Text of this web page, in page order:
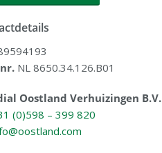
NL 8650.34.126.B01
Oostland Verhuizingen B.V.
(0)598 – 399 820